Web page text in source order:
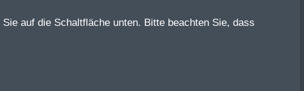
auf die Schaltfläche unten. Bitte beachten Sie, dass